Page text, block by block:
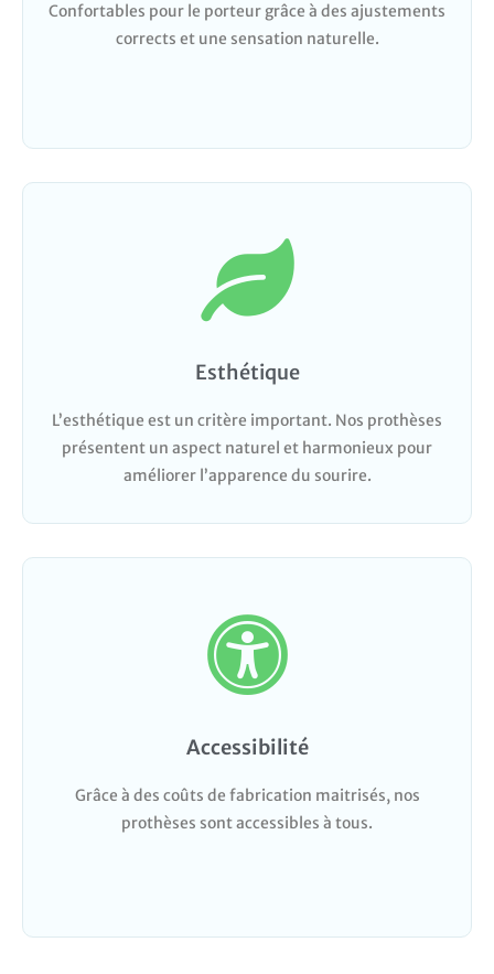
Confortables pour le porteur grâce à des ajustements
corrects et une sensation naturelle.
Esthétique
L’esthétique est un critère important. Nos prothèses
présentent un aspect naturel et harmonieux pour
améliorer l’apparence du sourire.
Accessibilité
Grâce à des coûts de fabrication maitrisés, nos
prothèses sont accessibles à tous.